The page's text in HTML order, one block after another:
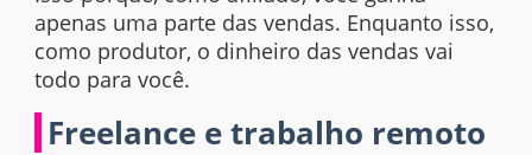
apenas uma parte das vendas. Enquanto isso,
como produtor, o dinheiro das vendas vai
todo para você.
Freelance e trabalho remoto